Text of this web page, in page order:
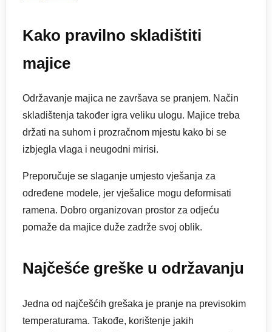
Kako pravilno skladištiti
majice
Održavanje majica ne završava se pranjem. Način
skladištenja također igra veliku ulogu. Majice treba
držati na suhom i prozračnom mjestu kako bi se
izbjegla vlaga i neugodni mirisi.
Preporučuje se slaganje umjesto vješanja za
određene modele, jer vješalice mogu deformisati
ramena. Dobro organizovan prostor za odjeću
pomaže da majice duže zadrže svoj oblik.
Najčešće greške u održavanju
Jedna od najčešćih grešaka je pranje na previsokim
temperaturama. Takođe, korištenje jakih